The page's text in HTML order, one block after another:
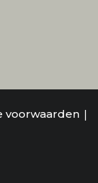
voorwaarden |